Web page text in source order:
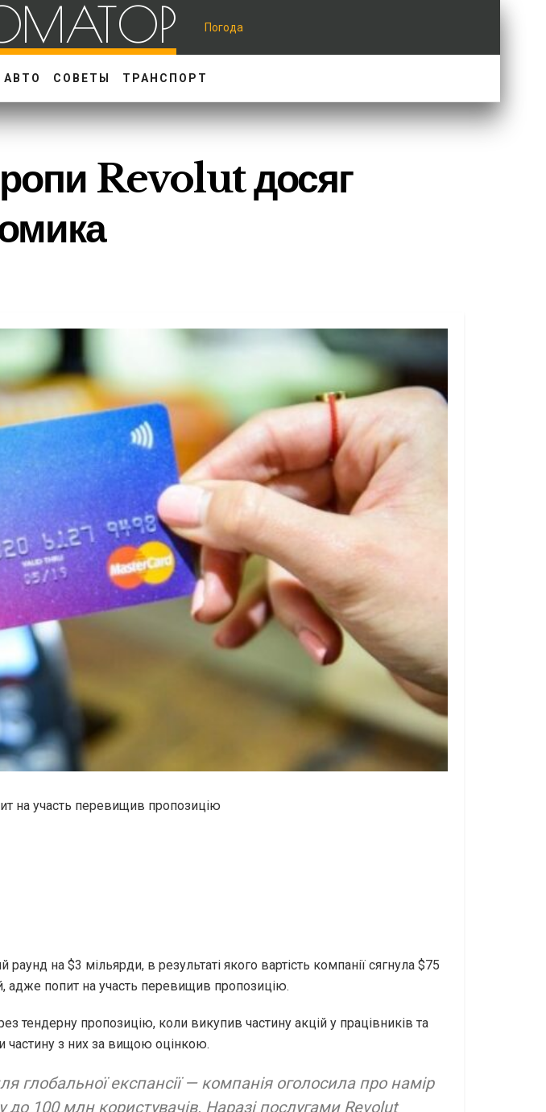
Погода
АВТО СОВЕТЫ ТРАНСПОРТ
Revolut досяг
на участь перевищив пропозицію
на $3 мільярди, в результаті якого вартість компанії сягнула $75
адже попит на участь перевищив пропозицію.
тендерну пропозицію, коли викупив частину акцій у працівників та
частину з них за вищою оцінкою.
глобальної експансії — компанія оголосила про намір
100 млн користувачів. Наразі послугами Revolut